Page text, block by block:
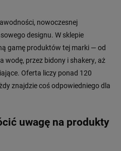
nowoczesnej
designu. W sklepie
gamę produktów tej marki — od
wodę, przez bidony i shakery, aż
Oferta liczy ponad 120
znajdzie coś odpowiedniego dla
uwagę na produkty